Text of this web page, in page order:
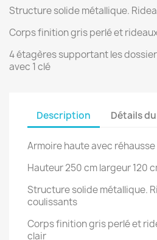
Structure solide métallique.
Corps finition gris perlé et
4 étagères supportant les
avec 1 clé
Description Détails
Armoire haute avec réhausse
Hauteur 250 cm largeur 120
Structure solide métallique.
coulissants
Corps finition gris perlé et
clair